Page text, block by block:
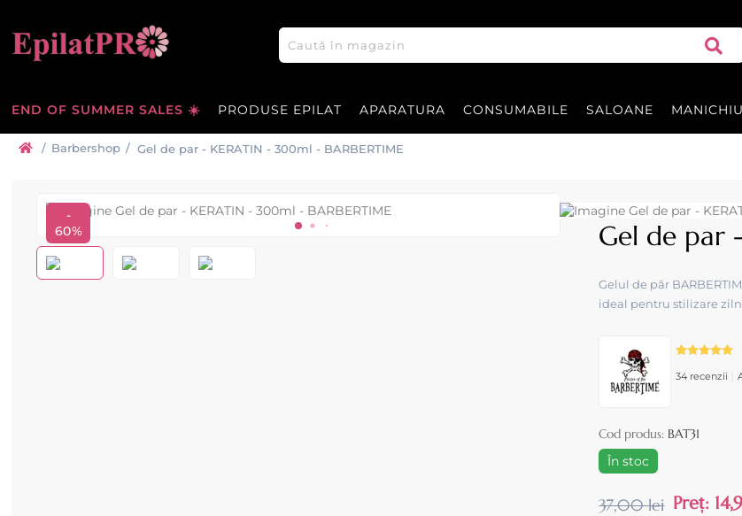
END OF SUMMER SALES ☀️ PRODUSE EPILAT APARATURA CONSUMABILE SALOANE
/ Barbershop / Gel de par - KERATIN - 300ml - BARBERTIME
-
60%
Gel de par
Gelul de păr
ideal pentru stilizare
34 recenzii
Cod produs: BAT31
În stoc
37,00 lei Preț: